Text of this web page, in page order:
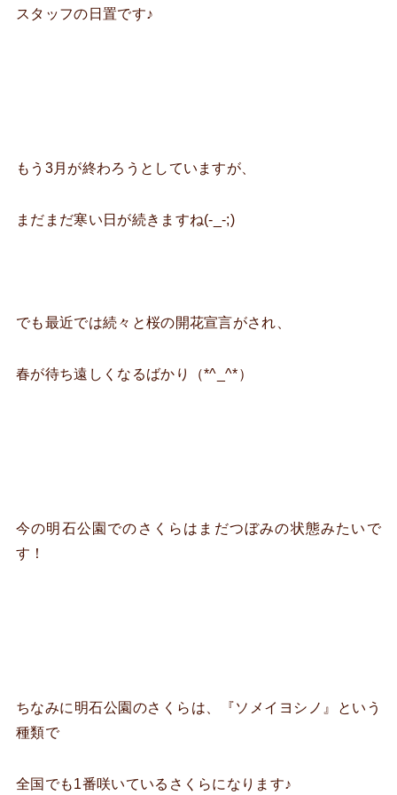
スタッフの日置です♪
もう3月が終わろうとしていますが、
まだまだ寒い日が続きますね(-_-;)
でも最近では続々と桜の開花宣言がされ、
春が待ち遠しくなるばかり（*^_^*）
今の明石公園でのさくらはまだつぼみの状態みたいで
す！
ちなみに明石公園のさくらは、『ソメイヨシノ』という
種類で
全国でも1番咲いているさくらになります♪